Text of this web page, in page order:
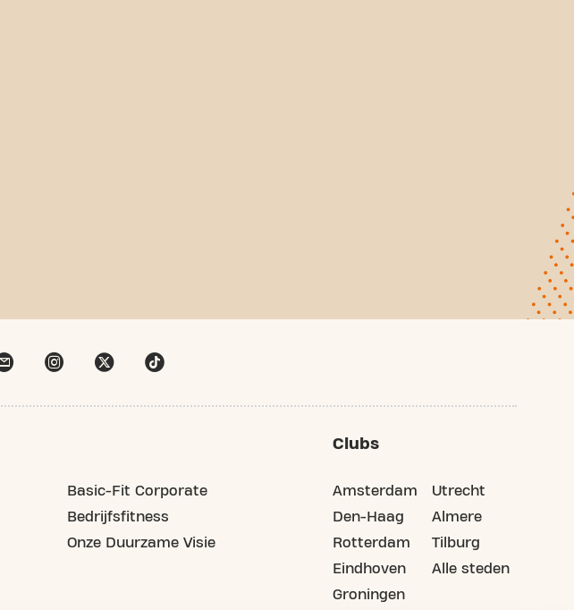
Basic-Fit Corporate
Bedrijfsfitness
Onze Duurzame Visie
Clubs
Amsterdam
Den-Haag
Rotterdam
Eindhoven
Groningen
Utrecht
Almere
Tilburg
Alle steden